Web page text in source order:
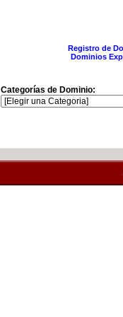
Registro de
Dominios
Categorías de Dominio: